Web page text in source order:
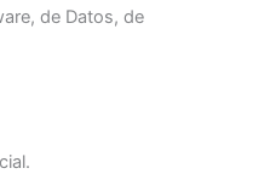
de Datos, de